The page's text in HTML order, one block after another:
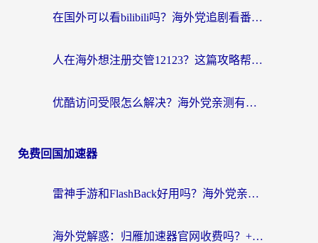
在国外可以看bilibili吗？海外党追剧看番的终极解决方案来了
人在海外想注册交管12123？这篇攻略帮你搞定（附回国加速神器）
优酷访问受限怎么解决？海外党亲测有效的回国加速方案
免费回国加速器
雷神手游和FlashBack好用吗？海外党亲测指南，避开破解版坑轻松访问国内资源
海外党解惑：归雁加速器官网收费吗？+3个回国加速问题的真实答案